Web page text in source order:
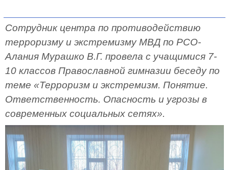
Сотрудник центра по противодействию
терроризму и экстремизму МВД по РСО-
Алания Мурашко В.Г. провела с учащимися 7-
10 классов Православной гимназии беседу по
теме «Терроризм и экстремизм. Понятие.
Ответственность. Опасность и угрозы в
современных социальных сетях».